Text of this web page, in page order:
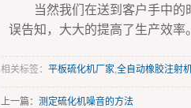
当然我们在送到客户手中
误告知，大大的提高了生产效率。
相关标签： 平板硫化机厂家,全自动橡胶注射
上一篇： 测定硫化机噪音的方法